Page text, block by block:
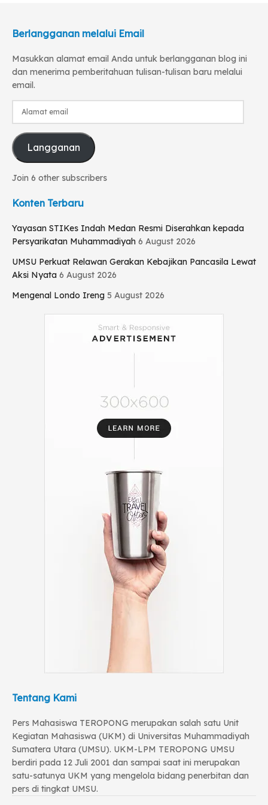
Berlangganan melalui Email
Masukkan alamat email Anda untuk berlangganan blog ini
dan menerima pemberitahuan tulisan-tulisan baru melalui
email.
Alamat
Langganan
Join 6 other subscribers
Konten Terbaru
Yayasan STIKes Indah Medan Resmi Diserahkan kepada
Persyarikatan Muhammadiyah 6 August 2026
UMSU Perkuat Relawan Gerakan Kebajikan Pancasila Lewat
Aksi Nyata 6 August 2026
Mengenal Londo Ireng 5 August 2026
Tentang Kami
Pers Mahasiswa TEROPONG merupakan salah satu Unit
Kegiatan Mahasiswa (UKM) di Universitas Muhammadiyah
Sumatera Utara (UMSU). UKM-LPM TEROPONG UMSU
berdiri pada 12 Juli 2001 dan sampai saat ini merupakan
satu-satunya UKM yang mengelola bidang penerbitan dan
pers di tingkat UMSU.